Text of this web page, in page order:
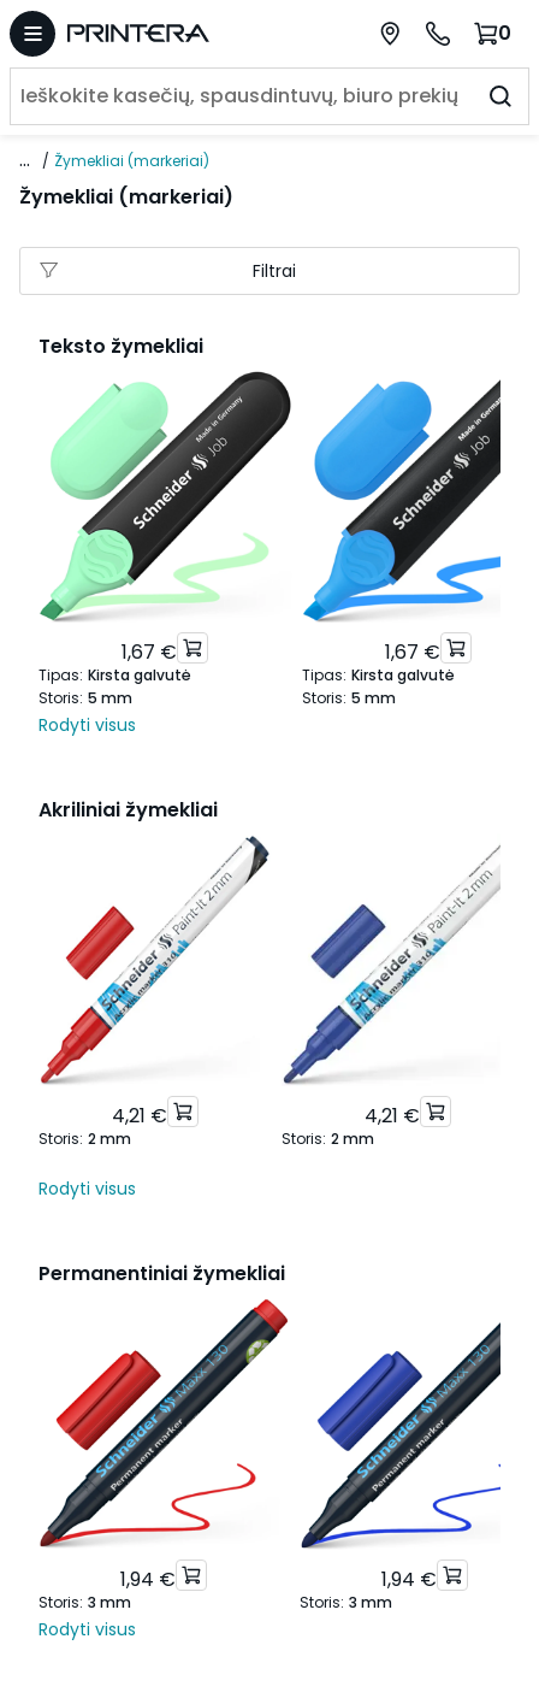
0
... Žymekliai (markeriai)
Žymekliai (markeriai)
Filtrai
Teksto žymekliai
1,67 €
Tipas: Kirsta galvutė
Storis: 5 mm
1,67 €
Tipas: Kirsta galvutė
Storis: 5 mm
Rodyti visus
Akriliniai žymekliai
4,21 €
Storis: 2 mm
4,21 €
Storis: 2 mm
Rodyti visus
Permanentiniai žymekliai
1,94 €
Storis: 3 mm
1,94 €
Storis: 3 mm
Rodyti visus